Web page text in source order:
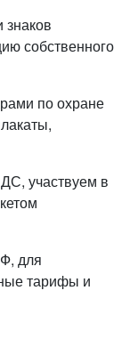
собственного
по охране
участвуем в
для
тарифы и